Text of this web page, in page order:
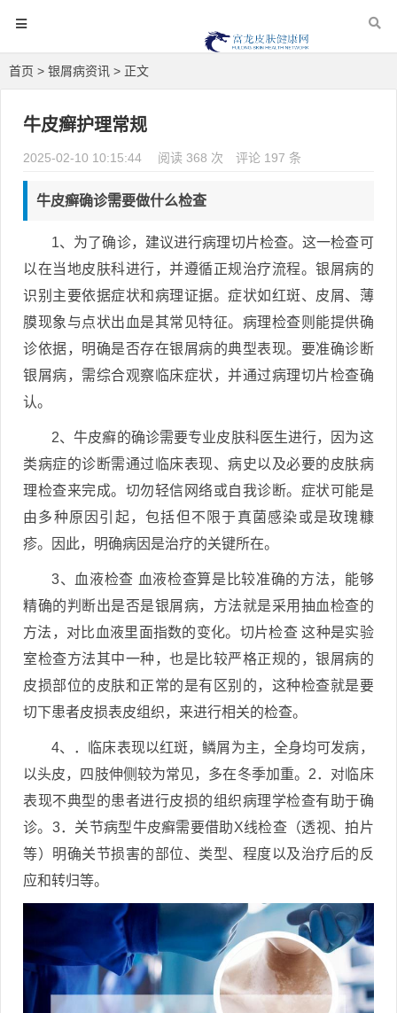
首页 > 银屑病资讯 > 正文
牛皮癣护理常规
2025-02-10 10:15:44 阅读 368 次 评论 197 条
牛皮癣确诊需要做什么检查
1、为了确诊，建议进行病理切片检查。这一检查可
以在当地皮肤科进行，并遵循正规治疗流程。银屑病的
识别主要依据症状和病理证据。症状如红斑、皮屑、薄
膜现象与点状出血是其常见特征。病理检查则能提供确
诊依据，明确是否存在银屑病的典型表现。要准确诊断
银屑病，需综合观察临床症状，并通过病理切片检查确
认。
2、牛皮癣的确诊需要专业皮肤科医生进行，因为这
类病症的诊断需通过临床表现、病史以及必要的皮肤病
理检查来完成。切勿轻信网络或自我诊断。症状可能是
由多种原因引起，包括但不限于真菌感染或是玫瑰糠
疹。因此，明确病因是治疗的关键所在。
3、血液检查 血液检查算是比较准确的方法，能够
精确的判断出是否是银屑病，方法就是采用抽血检查的
方法，对比血液里面指数的变化。切片检查 这种是实验
室检查方法其中一种，也是比较严格正规的，银屑病的
皮损部位的皮肤和正常的是有区别的，这种检查就是要
切下患者皮损表皮组织，来进行相关的检查。
4、．临床表现以红斑，鳞屑为主，全身均可发病，
以头皮，四肢伸侧较为常见，多在冬季加重。2．对临床
表现不典型的患者进行皮损的组织病理学检查有助于确
诊。3．关节病型牛皮癣需要借助X线检查（透视、拍片
等）明确关节损害的部位、类型、程度以及治疗后的反
应和转归等。